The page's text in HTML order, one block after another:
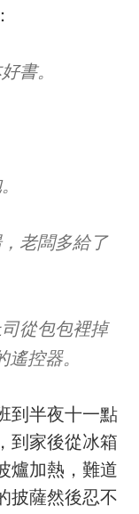
書。
老闆多給了
從包包裡掉
控器。
到半夜十一點
到家後從冰箱
爐加熱，難道
披薩然後忍不